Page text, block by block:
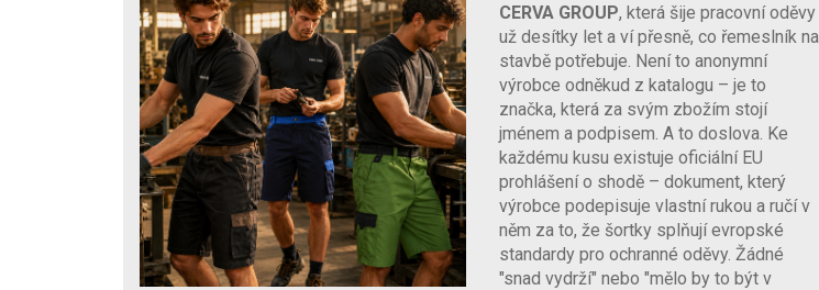
CERVA GROUP, která šije pracovní oděvy
už desítky let a ví přesně, co řemeslník na
stavbě potřebuje. Není to anonymní
výrobce odněkud z katalogu – je to
značka, která za svým zbožím stojí
jménem a podpisem. A to doslova. Ke
každému kusu existuje oficiální EU
prohlášení o shodě – dokument, který
výrobce podepisuje vlastní rukou a ručí v
něm za to, že šortky splňují evropské
standardy pro ochranné oděvy. Žádné
"snad vydrží" nebo "mělo by to být v